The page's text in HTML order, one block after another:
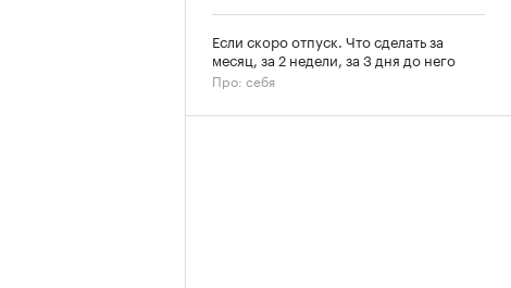
Если скоро отпуск. Что сделать за
месяц, за 2 недели, за 3 дня до него
Про: себя